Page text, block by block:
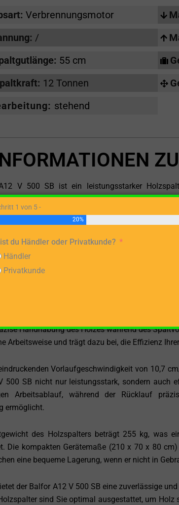
Verbrennungsmotor
/
55 cm
12 Tonnen
stehend
V 500 SB ist ein leistungsstarker
und sich ideal für die stehende
der hochwertigen Verarbeitung ist
dieses Holzspalters ist der kraftvolle
mit einer maximalen Länge von 55 cm zu
Holz mühelos verarbeitet wird,
auch für professionelle Anwendungen eignet.
Holzbearbeitung dieses Modells bietet nicht nur
Handhabung des Holzes während des
Arbeitsweise und trägt dazu bei, die Effizienz
Vorlaufgeschwindigkeit von 10,7
500 SB nicht nur leistungsstark, sondern auch
Arbeitsablauf, während der Rücklauf
ermöglicht.
des Holzspalters beträgt 255 kg, was
Die kompakten Gerätemaße (210 x 70 x 80
eine bequeme Lagerung, wenn er nicht in
der Balfor A12 V 500 SB eine zuverlässige
sind Sie optimal ausgestattet, um Holz
1 von 5 -
20%
du Händler oder Privatkunde?
Händler
Privatkunde